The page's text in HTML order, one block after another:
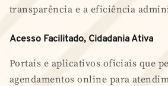
transparência e a eficiência
Acesso Facilitado, Cidadania Ativa
Portais e aplicativos oficiais que
agendamentos online para